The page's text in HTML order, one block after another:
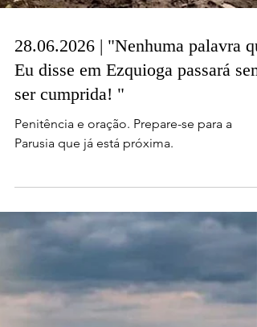
28.06.2026 | "Nenhuma palavra
Eu disse em Ezquioga passará sem
Penitência e oração. Prepare-se para a
Parusia que já está próxima.